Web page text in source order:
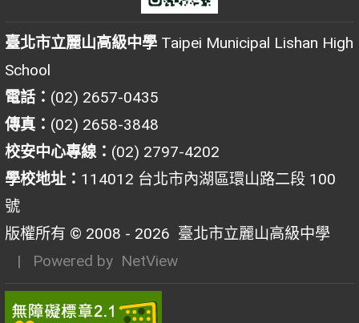
臺北市立麗山高級中學 Taipei Municipal Lishan High
School
電話： (02) 2657-0435
傳真： (02) 2658-3848
校安中心專線： (02) 2797-4202
學校地址： 114012 台北市內湖區環山路二段 100
號
版權所有 © 2008 - 2026 臺北市立麗山高級中學
| Powered by NetView